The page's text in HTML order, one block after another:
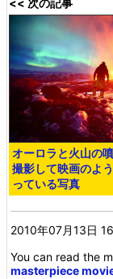
<< 次の記事
オーロラと火山の
撮影して映画のよ
っている写真
2010年07月13日
You can read the
masterpiece